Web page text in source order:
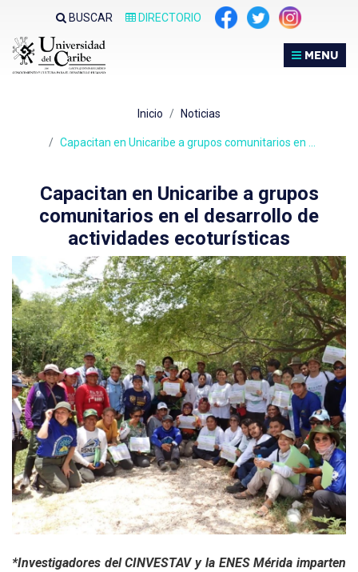
sitio
web
BUSCAR DIRECTORIO
MENU
Inicio Noticias
Capacitan en Unicaribe a grupos comunitarios en …
Capacitan en Unicaribe a grupos
comunitarios en el desarrollo de
actividades ecoturísticas
*Investigadores del CINVESTAV y la ENES Mérida imparten